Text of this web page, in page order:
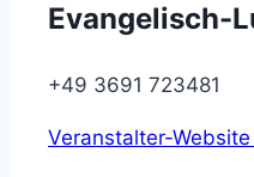
Evangelisch-
+49 3691 723481
Veranstalter-